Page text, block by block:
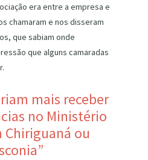
era entre a empresa e
chamaram e nos disseram
que sabiam onde
que alguns camaradas
mais receber
no Ministério
Chiriguaná ou